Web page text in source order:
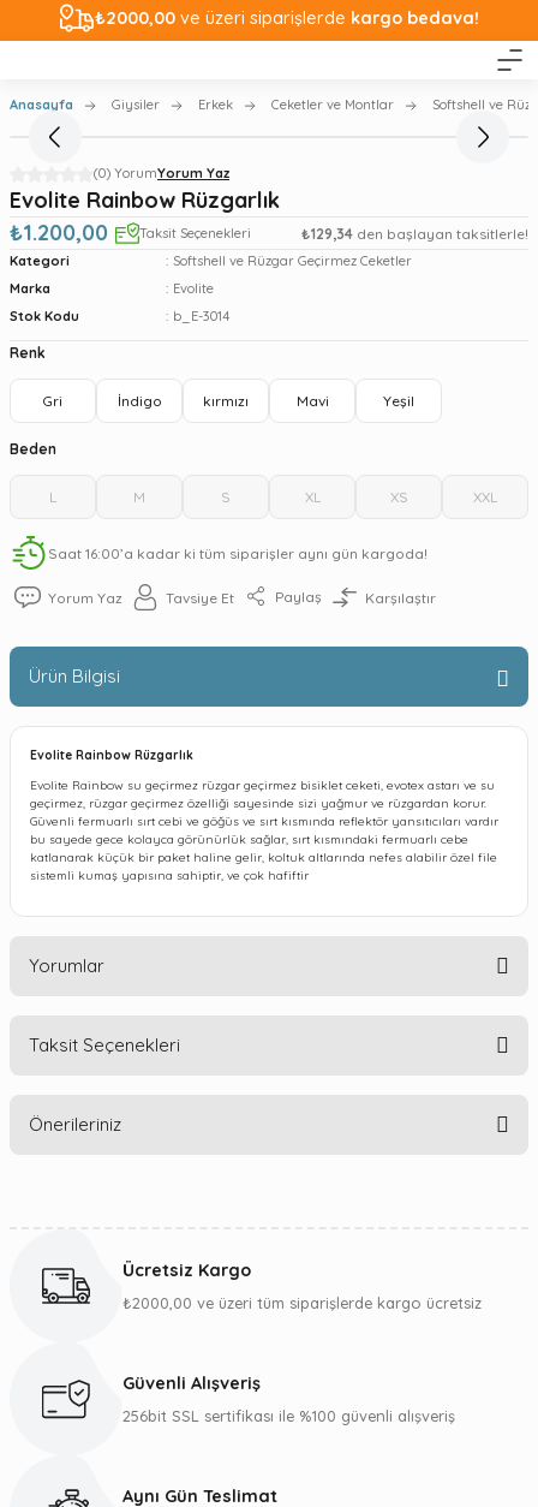
₺2000,00 ve üzeri siparişlerde kargo bedava!
Anasayfa Giysiler Erkek Ceketler ve Montlar Softshell ve
(0) YorumYorum Yaz
Evolite Rainbow Rüzgarlık
₺1.200,00
Taksit Seçenekleri ₺129,34 den başlayan taksitlerle!
Kategori
Softshell ve Rüzgar Geçirmez Ceketler
Marka
Evolite
Stok Kodu
b_E-3014
Renk
Gri İndigo kırmızı Mavi Yeşil
Beden
L M S XL XS XXL
Saat 16:00’a kadar ki tüm siparişler aynı gün kargoda!
Yorum Yaz Tavsiye Et Paylaş Karşılaştır
Ürün Bilgisi
Evolite Rainbow Rüzgarlık
Evolite Rainbow su geçirmez rüzgar geçirmez bisiklet ceketi, evotex astarı ve su
geçirmez, rüzgar geçirmez özelliği sayesinde sizi yağmur ve rüzgardan korur.
Güvenli fermuarlı sırt cebi ve göğüs ve sırt kısmında reflektör yansıtıcıları vardır
bu sayede gece kolayca görünürlük sağlar, sırt kısmındaki fermuarlı cebe
katlanarak küçük bir paket haline gelir, koltuk altlarında nefes alabilir özel file
sistemli kumaş yapısına sahiptir, ve çok hafiftir
Yorumlar
Taksit Seçenekleri
Önerileriniz
Görüş ve önerileriniz için teşekkür ederiz.
Ürün bilgilerinde hatalar bulunuyor.
Ücretsiz Kargo
₺2000,00 ve üzeri tüm siparişlerde kargo ücretsiz
Güvenli Alışveriş
256bit SSL sertifikası ile %100 güvenli alışveriş
Aynı Gün Teslimat